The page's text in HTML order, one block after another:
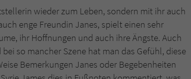
wieder zum Leben, sondern mit ihr auch
enge Freundin Janes, spielt einen sehr
ihr Hoffnungen und auch ihre Ängste. Auch
so mancher Szene hat man das Gefühl, diese
Bemerkungen Janes oder Begebenheiten